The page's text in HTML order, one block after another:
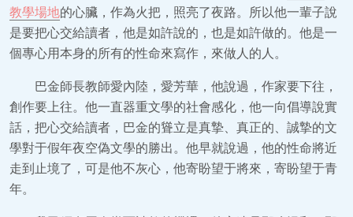
教學場地的心臟，作為火把，照亮了夜路。所以他一輩子說
是要把心交給讀者，他是如許說的，也是如許做的。他是一
個專心用本身的所有的性命來寫作，來做人的人。
巴金師長教師愛內陸，愛芳華，他說過，作家要下往，
創作要上往。他一直器重文學的社會感化，他一向倡導說實
話，把心交給讀者，巴金的聳立是真摯、真正的、誠摯的文
學對于假年夜空偽文學的勝出。他早就說過，他的性命將近
走到止境了，可是他不灰心，他寄盼望于將來，寄盼望于青
年。